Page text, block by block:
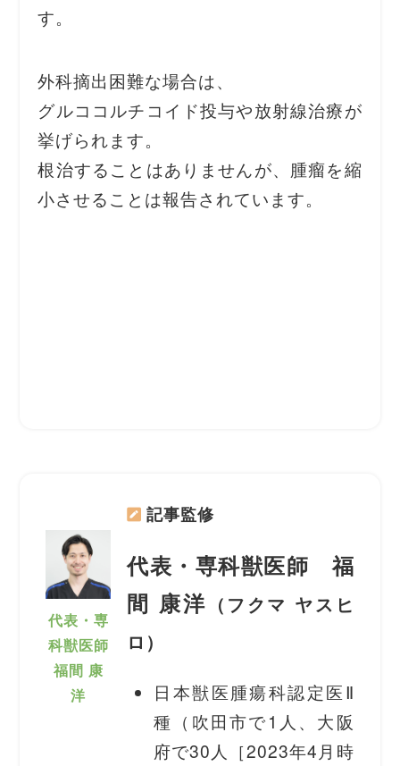
す。
外科摘出困難な場合は、
グルココルチコイド投与や放射線治療が
挙げられます。
根治することはありませんが、腫瘤を縮
小させることは報告されています。
代表・専
科獣医師
福間 康
洋
記事監修
代表・専科獣医師 福
間 康洋 （フクマ ヤスヒ
ロ）
日本獣医腫瘍科認定医Ⅱ
種（吹田市で1人、大阪
府で30人［2023年4月時